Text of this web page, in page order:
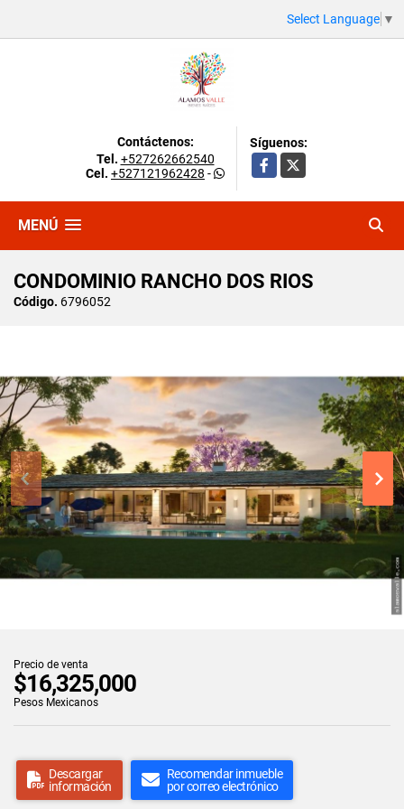
Select Language ▼
Contáctenos:
Tel. +527262662540
Cel. +527121962428 -
Síguenos:
Facebook
X
MENÚ
CONDOMINIO RANCHO DOS RIOS
Código. 6796052
Precio de venta
$16,325,000
Pesos Mexicanos
Descargar
información
Recomendar inmueble
por correo electrónico